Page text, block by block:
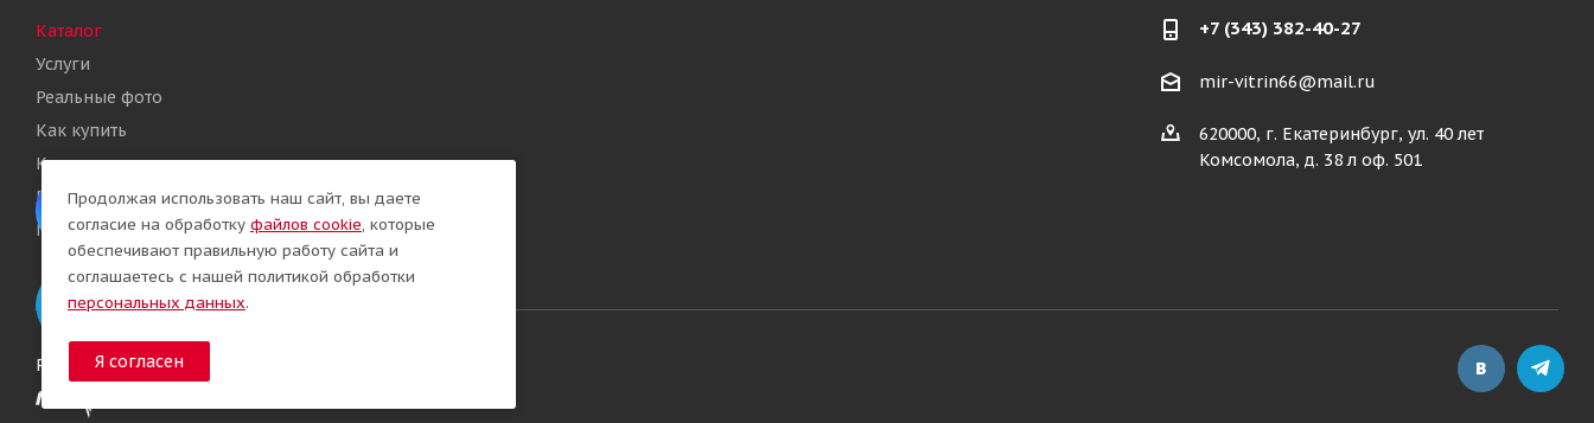
Каталог
Услуги
Реальные фото
Как купить
Контакты
Политика конфиденциальности
Политика обработки Cookies
+7 (343) 382-40-27
mir-vitrin66@mail.ru
620000, г. Екатеринбург, ул. 40 лет
Комсомола, д. 38 л оф. 501
Разработка сайта:
Продолжая использовать наш сайт, вы даете
согласие на обработку файлов cookie, которые
обеспечивают правильную работу сайта и
соглашаетесь с нашей политикой обработки
персональных данных.
Я согласен